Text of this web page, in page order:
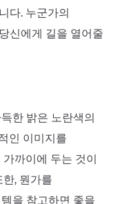
다. 누군가의
신에게 길을 열어줄
한 밝은 노란색의
인 이미지를
까이에 두는 것이
, 뭔가를
을 참고하면 좋을